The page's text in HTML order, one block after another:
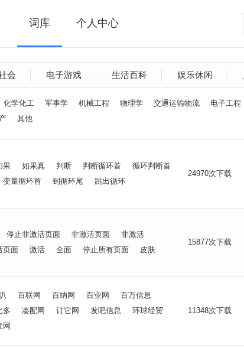
词库 个人中心
会 电子游戏 生活百科 娱乐休闲
化学化工 军事学 机械工程 物理学 交通运输物流 电子工程
其他
果 如果真 判断 判断循环首
循环判断首
变量循环首 到循环尾 跳出循环
24970次下载
停止非激活页面 非激活页面
非激活
页面 激活 全面 停止所有页面 皮肤
15877次下载
百联网 百纳网 百业网
百万信息
多 凑配网 订它网 发吧信息
环球经贸
网
11348次下载